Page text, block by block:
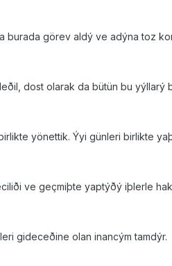
burada görev aldý ve adýna toz
dost olarak da bütün bu yýllarý
yönettik. Ýyi günleri birlikte
ve geçmiþte yaptýðý iþlerle
gideceðine olan inancým tamdýr.